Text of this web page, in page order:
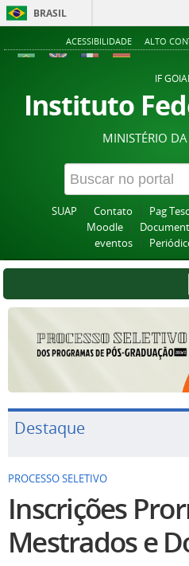
BRASIL
ACESSIBILIDADE ALTO
IF
Instituto
MINISTÉRIO
SUAP Contato Pag
Moodle
eventos
Destaque
PROCESSO SELETIVO
Inscrições
Mestrados e